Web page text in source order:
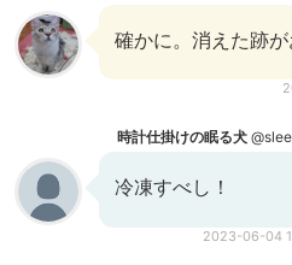
確かに。消えた跡
時計仕掛けの眠る犬
冷凍すべし！
2023-06-04